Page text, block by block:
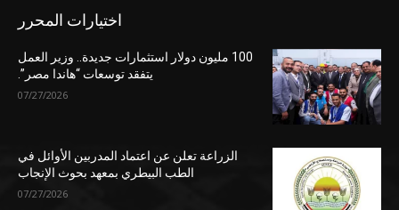
اختيارات المحرر
100 مليون دولار استثمارات جديدة.. وزير العمل
يتفقد توسعات “هاندا مصر”.
07/27/2026
الزراعة تعلن عن اعتماد المدربين الأوائل في
الطب البيطري بمعهد بحوث الإنجاب
07/27/2026